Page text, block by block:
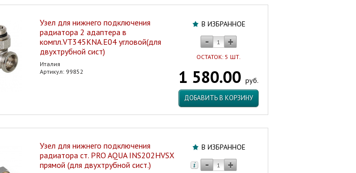
В ИЗБРАННОЕ
ОСТАТОК: 5 ШТ.
1 580.00 руб.
ДОБАВИТЬ В КОРЗИНУ
Узел для нижнего подключения
радиатора 2 адаптера в
компл.VT345КNA.E04 угловой(для
двухтрубной сист)
Италия
Артикул: 99852
В ИЗБРАННОЕ
Узел для нижнего подключения
радиатора ст. PRO AQUA INS202HVSX
прямой (для двухтрубной сист.)